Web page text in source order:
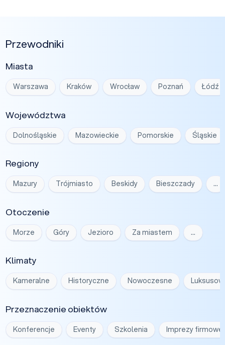
Przewodniki
Miasta
Warszawa Kraków Wrocław Poznań Łódź
Województwa
Dolnośląskie Mazowieckie Pomorskie Śląskie
Regiony
Mazury Trójmiasto Beskidy Bieszczady …
Otoczenie
Morze Góry Jezioro Za miastem …
Klimaty
Kameralne Historyczne Nowoczesne
Przeznaczenie obiektów
Konferencje Eventy Szkolenia Imprezy firmowe